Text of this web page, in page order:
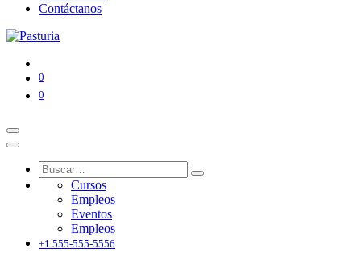
Contáctanos
0
0
Cursos
Empleos
Eventos
Empleos
+1 555-555-5556